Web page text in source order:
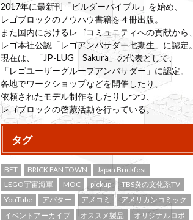
2017年に最新刊「ビルダーバイブル」を始め、
レゴブロックのノウハウ書籍を４冊出版。
また国内におけるレゴコミュニティへの貢献から、
レゴ本社公認「レゴアンバサダー七期生」に認定。
現在は、「JP-LUG Sakura」の代表として、
「レゴユーザーグループアンバサダー」に認定。
各地でワークショップなどを開催したり、
依頼されたモデル制作をしたりしつつ、
レゴブロックの啓蒙活動を行っている。
タグ
BFT BRICK FAN TOWN
Japan Brickfest
LEGO宇宙海軍
MOC pickup
TBS炎の文化系TV
YouTube
アバター アメコミ
アメリカンコミック
イベントアーカイブ
オススメ製品
オリジナルロボ